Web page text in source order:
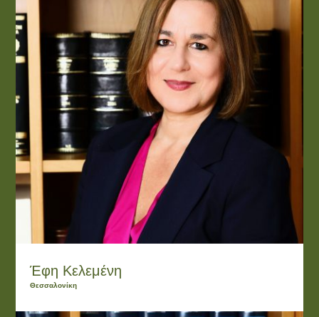
Έφη Κελεμένη
Θεσσαλονίκη